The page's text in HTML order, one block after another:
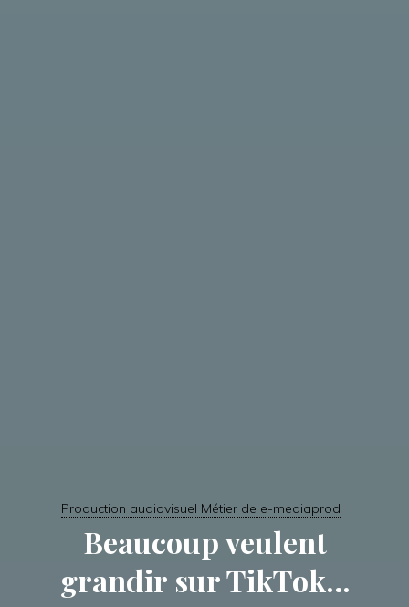
Production audiovisuel Métier de e-mediaprod
Beaucoup veulent
grandir sur TikTok…